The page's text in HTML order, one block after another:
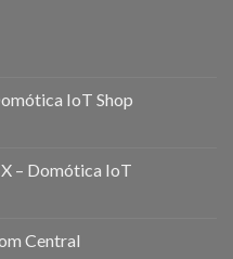
IoT Shop
– Domótica IoT
Central